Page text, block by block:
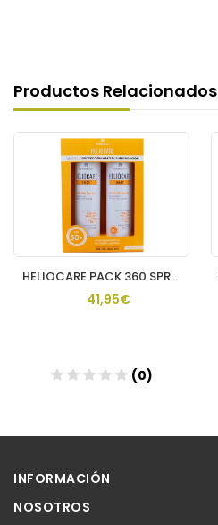
Productos Relacionados
HELIOCARE PACK 360 SPRAY INVISIBLE 2 U
41,95€
(0)
INFORMACIÓN
NOSOTROS